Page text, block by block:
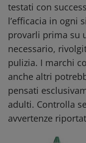
testati con
l’efficacia in ogni
provarli prima su
necessario,
pulizia. I marchi
anche altri
pensati
adulti. Controlla
avvertenze